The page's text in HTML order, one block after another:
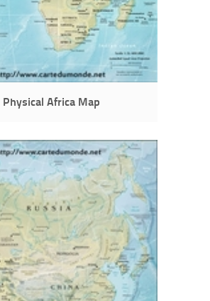
Physical Africa Map